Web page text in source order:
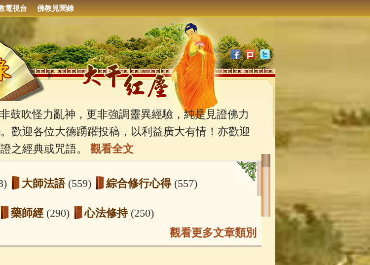
電視台 佛教見聞錄
吹怪力亂神，更非強調靈異經驗，純是見證佛力
歡迎各位大德踴躍投稿，以利益廣大有情！亦歡迎
之經典或咒語。 觀看全文
大師法語 (559) 綜合修行心得 (557)
藥師經 (290) 心法修持 (250)
臨終助念(190) 文殊菩薩(165)
觀看更多文章類別